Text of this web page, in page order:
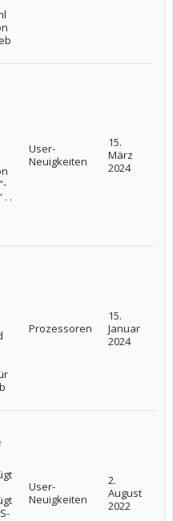
. .
User-
Neuigkeiten
15.
März
2024
Prozessoren
15.
Januar
2024
User-
Neuigkeiten
2.
August
2022